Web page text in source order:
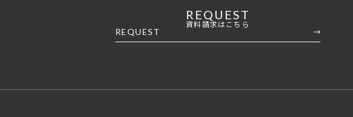
REQUEST
資料請求はこちら
REQUEST